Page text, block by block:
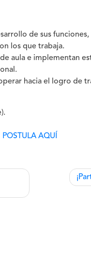
de sus
los que trabaja.
aula e implementan
hacia el logro de
POSTULA AQUÍ